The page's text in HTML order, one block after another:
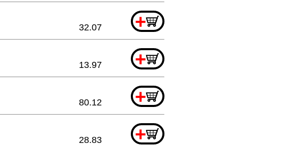
+
32.07
+
13.97
+
80.12
+
28.83